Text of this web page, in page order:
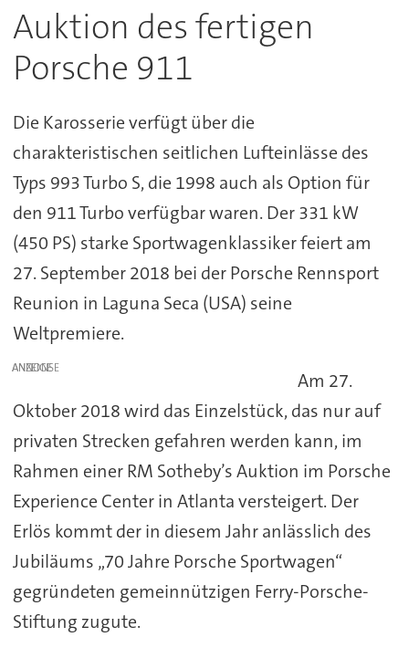
Auktion des fertigen
Porsche 911
Die Karosserie verfügt über die
charakteristischen seitlichen Lufteinlässe des
Typs 993 Turbo S, die 1998 auch als Option für
den 911 Turbo verfügbar waren. Der 331 kW
(450 PS) starke Sportwagenklassiker feiert am
27. September 2018 bei der Porsche Rennsport
Reunion in Laguna Seca (USA) seine
Weltpremiere.
ANZEIGE
Am 27.
Oktober 2018 wird das Einzelstück, das nur auf
privaten Strecken gefahren werden kann, im
Rahmen einer RM Sotheby’s Auktion im Porsche
Experience Center in Atlanta versteigert. Der
Erlös kommt der in diesem Jahr anlässlich des
Jubiläums „70 Jahre Porsche Sportwagen“
gegründeten gemeinnützigen Ferry-Porsche-
Stiftung zugute.